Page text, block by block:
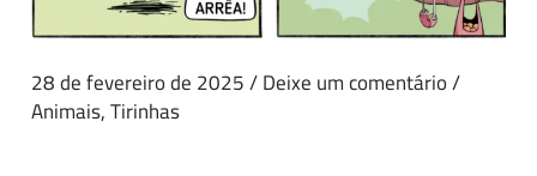
28 de fevereiro de 2025/Deixe um comentário/
Animais,Tirinhas